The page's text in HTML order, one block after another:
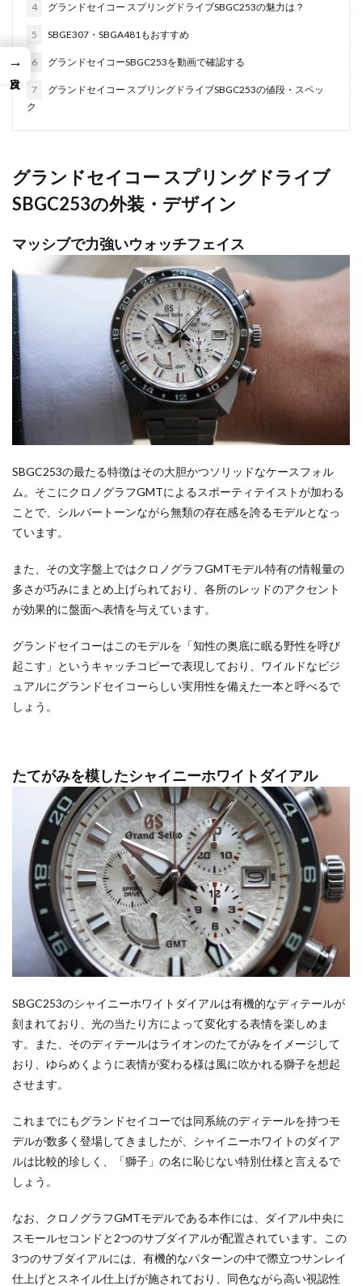
4 グランドセイコー スプリングドライブSBGC253の魅力は？
5 SBGE307・SBGA481もおすすめ
6 グランドセイコーSBGC253を動画で確認する
7
グランドセイコー スプリングドライブSBGC253の値段・スペッ
ク
グランドセイコー スプリングドライブ
SBGC253の外装・デザイン
マッシブで力強いウォッチフェイス
SBGC253の最たる特徴はその大胆かつソリッドなケースフォル
ム。そこにクロノグラフGMTによるスポーティテイストが加わる
ことで、シルバートーンながら無類の存在感を誇るモデルとなっ
ています。
また、その文字盤上ではクロノグラフGMTモデル特有の情報量の
多さが巧みにまとめ上げられており、各所のレッドのアクセント
が効果的に盤面へ表情を与えています。
グランドセイコーはこのモデルを「知性の奥底に眠る野性を呼び
起こす」というキャッチコピーで表現しており、ワイルドなビジ
ュアルにグランドセイコーらしい実用性を備えた一本と呼べるで
しょう。
たてがみを模したシャイニーホワイトダイアル
SBGC253のシャイニーホワイトダイアルは有機的なディテールが
刻まれており、光の当たり方によって変化する表情を楽しめま
す。また、そのディテールはライオンのたてがみをイメージして
おり、ゆらめくように表情が変わる様は風に吹かれる獅子を想起
させます。
これまでにもグランドセイコーでは同系統のディテールを持つモ
デルが数多く登場してきましたが、シャイニーホワイトのダイア
ルは比較的珍しく、「獅子」の名に恥じない特別仕様と言えるで
しょう。
なお、クロノグラフGMTモデルである本作には、ダイアル中央に
スモールセコンドと2つのサブダイアルが配置されています。この
3つのサブダイアルには、有機的なパターンの中で際立つサンレイ
仕上げとスネイル仕上げが施されており、同色ながら高い視認性
→